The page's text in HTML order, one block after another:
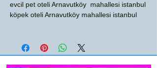
evcil pet oteli Arnavutköy mahallesi istanbul
köpek oteli Arnavutköy mahallesi istanbul